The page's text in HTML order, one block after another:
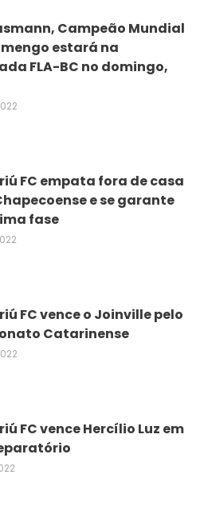
Campeão Mundial
estará na
FLA-BC no domingo,
FC empata fora de casa
e se garante
fase
FC vence o Joinville pelo
Catarinense
FC vence Hercílio Luz em